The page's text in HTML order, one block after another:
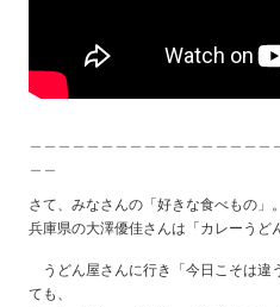
さて、みなさんの「好きな食べもの」。
兵庫県の大澤優佳さんは「カレーうど
うどん屋さんに行き「今日こそは違
ても、